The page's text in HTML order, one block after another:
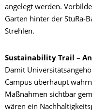
angelegt werden.
Garten hinter der StuRa-
Strehlen.
Sustainability Trail –
Damit
Campus überhaupt
Maßnahmen sichtbar
wären ein